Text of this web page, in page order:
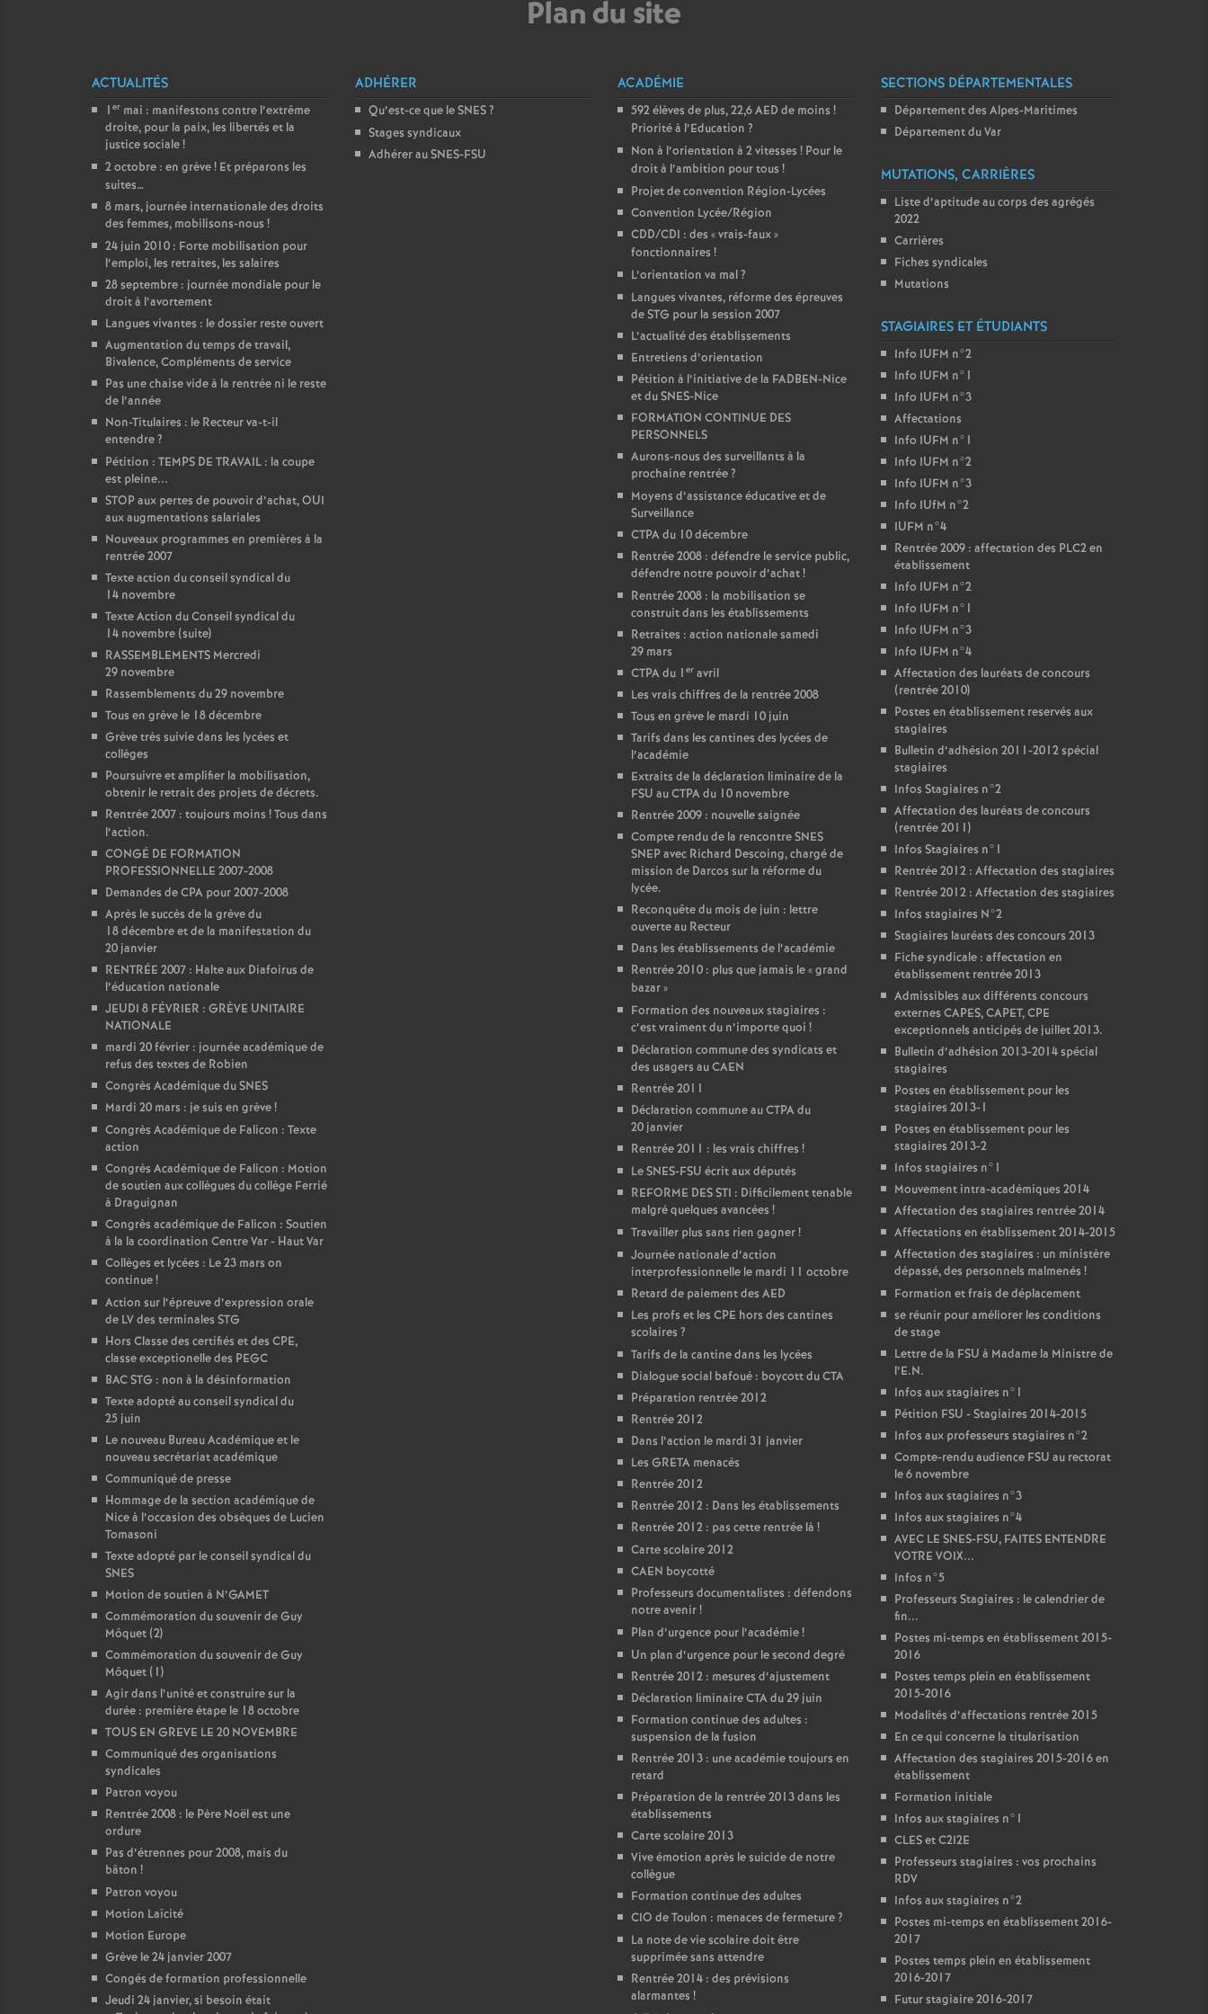
e
Plan du site
ACTUALITÉS
1 er mai : manifestons contre l’extrême
droite, pour la paix, les libertés et la
justice sociale!
2 octobre : en grève! Et préparons les
suites…
8 mars, journée internationale des droits
des femmes, mobilisons-nous !
24 juin 2010 : Forte mobilisation pour
l’emploi, les retraites, les salaires
28 septembre : journée mondiale pour le
droit à l’avortement
Langues vivantes : le dossier reste ouvert
Augmentation du temps de travail,
Bivalence, Compléments de service
Pas une chaise vide à la rentrée ni le reste
de l’année
Non-Titulaires : le Recteur va-t-il
entendre?
Pétition : TEMPS DE TRAVAIL : la coupe
est pleine...
STOP aux pertes de pouvoir d’achat, OUI
aux augmentations salariales
Nouveaux programmes en premières à la
rentrée 2007
Texte action du conseil syndical du
14 novembre
Texte Action du Conseil syndical du
14 novembre (suite)
RASSEMBLEMENTS Mercredi
29 novembre
Rassemblements du 29 novembre
Tous en grève le 18 décembre
Grève très suivie dans les lycées et
collèges
Poursuivre et amplifier la mobilisation,
obtenir le retrait des projets de décrets.
Rentrée 2007 : toujours moins ! Tous dans
l’action.
CONGÉ DE FORMATION
PROFESSIONNELLE 2007-2008
Demandes de CPA pour 2007-2008
Après le succès de la grève du
18 décembre et de la manifestation du
20 janvier
RENTRÉE 2007 : Halte aux Diafoirus de
l’éducation nationale
JEUDI 8 FÉVRIER : GRÈVE UNITAIRE
NATIONALE
mardi 20 février : journée académique de
refus des textes de Robien
Congrès Académique du SNES
Mardi 20 mars : je suis en grève!
Congrès Académique de Falicon : Texte
action
Congrès Académique de Falicon : Motion
de soutien aux collègues du collège Ferrié
à Draguignan
Congrès académique de Falicon : Soutien
à la la coordination Centre Var - Haut Var
Collèges et lycées : Le 23 mars on
continue!
Action sur l’épreuve d’expression orale
de LV des terminales STG
Hors Classe des certifiés et des CPE,
classe exceptionelle des PEGC
BAC STG : non à la désinformation
Texte adopté au conseil syndical du
25 juin
Le nouveau Bureau Académique et le
nouveau secrétariat académique
Communiqué de presse
Hommage de la section académique de
Nice à l’occasion des obsèques de Lucien
Tomasoni
Texte adopté par le conseil syndical du
SNES
Motion de soutien à N’GAMET
Commémoration du souvenir de Guy
Môquet (2)
Commémoration du souvenir de Guy
Môquet (1)
Agir dans l’unité et construire sur la
durée : première étape le 18 octobre
TOUS EN GREVE LE 20 NOVEMBRE
Communiqué des organisations
syndicales
Patron voyou
Rentrée 2008 : le Père Noël est une
ordure
Pas d’étrennes pour 2008, mais du
bâton !
Patron voyou
Motion Laïcité
Motion Europe
Grève le 24 janvier 2007
Congés de formation professionnelle
Jeudi 24 janvier, si besoin était
ADHÉRER
Qu’est-ce que le SNES?
Stages syndicaux
Adhérer au SNES-FSU
ACADÉMIE
592 élèves de plus, 22,6 AED de moins !
Priorité à l’Education ?
Non à l’orientation à 2 vitesses ! Pour le
droit à l’ambition pour tous !
Projet de convention Région-Lycées
Convention Lycée/Région
CDD/CDI : des «vrais-faux»
fonctionnaires !
L’orientation va mal?
Langues vivantes, réforme des épreuves
de STG pour la session 2007
L’actualité des établissements
Entretiens d’orientation
Pétition à l’initiative de la FADBEN-Nice
et du SNES-Nice
FORMATION CONTINUE DES
PERSONNELS
Aurons-nous des surveillants à la
prochaine rentrée?
Moyens d’assistance éducative et de
Surveillance
CTPA du 10 décembre
Rentrée 2008 : défendre le service public,
défendre notre pouvoir d’achat!
Rentrée 2008 : la mobilisation se
construit dans les établissements
Retraites : action nationale samedi
29 mars
CTPA du 1 er avril
Les vrais chiffres de la rentrée 2008
Tous en grève le mardi 10 juin
Tarifs dans les cantines des lycées de
l’académie
Extraits de la déclaration liminaire de la
FSU au CTPA du 10 novembre
Rentrée 2009 : nouvelle saignée
Compte rendu de la rencontre SNES
SNEP avec Richard Descoing, chargé de
mission de Darcos sur la réforme du
lycée.
Reconquête du mois de juin : lettre
ouverte au Recteur
Dans les établissements de l’académie
Rentrée 2010 : plus que jamais le «grand
bazar»
Formation des nouveaux stagiaires :
c’est vraiment du n’importe quoi !
Déclaration commune des syndicats et
des usagers au CAEN
Rentrée 2011
Déclaration commune au CTPA du
20 janvier
Rentrée 2011 : les vrais chiffres !
Le SNES-FSU écrit aux députés
REFORME DES STI : Difficilement tenable
malgré quelques avancées !
Travailler plus sans rien gagner!
Journée nationale d’action
interprofessionnelle le mardi 11 octobre
Retard de paiement des AED
Les profs et les CPE hors des cantines
scolaires ?
Tarifs de la cantine dans les lycées
Dialogue social bafoué : boycott du CTA
Préparation rentrée 2012
Rentrée 2012
Dans l’action le mardi 31 janvier
Les GRETA menacés
Rentrée 2012
Rentrée 2012 : Dans les établissements
Rentrée 2012 : pas cette rentrée là !
Carte scolaire 2012
CAEN boycotté
Professeurs documentalistes : défendons
notre avenir!
Plan d’urgence pour l’académie!
Un plan d’urgence pour le second degré
Rentrée 2012 : mesures d’ajustement
Déclaration liminaire CTA du 29 juin
Formation continue des adultes :
suspension de la fusion
Rentrée 2013 : une académie toujours en
retard
Préparation de la rentrée 2013 dans les
établissements
Carte scolaire 2013
Vive émotion après le suicide de notre
collègue
Formation continue des adultes
CIO de Toulon : menaces de fermeture?
La note de vie scolaire doit être
supprimée sans attendre
Rentrée 2014 : des prévisions
alarmantes !
SECTIONS DÉPARTEMENTALES
Département des Alpes-Maritimes
Département du Var
MUTATIONS, CARRIÈRES
Liste d’aptitude au corps des agrégés
2022
Carrières
Fiches syndicales
Mutations
STAGIAIRES ET ÉTUDIANTS
Info IUFM n°2
Info IUFM n°1
Info IUFM n°3
Affectations
Info IUFM n°1
Info IUFM n°2
Info IUFM n°3
Info IUfM n°2
IUFM n°4
Rentrée 2009 : affectation des PLC2 en
établissement
Info IUFM n°2
Info IUFM n°1
Info IUFM n°3
Info IUFM n°4
Affectation des lauréats de concours
(rentrée 2010)
Postes en établissement reservés aux
stagiaires
Bulletin d’adhésion 2011-2012 spécial
stagiaires
Infos Stagiaires n°2
Affectation des lauréats de concours
(rentrée 2011)
Infos Stagiaires n°1
Rentrée 2012 : Affectation des stagiaires
Rentrée 2012 : Affectation des stagiaires
Infos stagiaires N°2
Stagiaires lauréats des concours 2013
Fiche syndicale : affectation en
établissement rentrée 2013
Admissibles aux différents concours
externes CAPES, CAPET, CPE
exceptionnels anticipés de juillet 2013.
Bulletin d’adhésion 2013-2014 spécial
stagiaires
Postes en établissement pour les
stagiaires 2013-1
Postes en établissement pour les
stagiaires 2013-2
Infos stagiaires n°1
Mouvement intra-académiques 2014
Affectation des stagiaires rentrée 2014
Affectations en établissement 2014-2015
Affectation des stagiaires : un ministère
dépassé, des personnels malmenés !
Formation et frais de déplacement
se réunir pour améliorer les conditions
de stage
Lettre de la FSU à Madame la Ministre de
l’E.N.
Infos aux stagiaires n°1
Pétition FSU - Stagiaires 2014-2015
Infos aux professeurs stagiaires n°2
Compte-rendu audience FSU au rectorat
le 6 novembre
Infos aux stagiaires n°3
Infos aux stagiaires n°4
AVEC LE SNES-FSU, FAITES ENTENDRE
VOTRE VOIX...
Infos n°5
Professeurs Stagiaires : le calendrier de
fin...
Postes mi-temps en établissement 2015-
2016
Postes temps plein en établissement
2015-2016
Modalités d’affectations rentrée 2015
En ce qui concerne la titularisation
Affectation des stagiaires 2015-2016 en
établissement
Formation initiale
Infos aux stagiaires n°1
CLES et C2I2E
Professeurs stagiaires : vos prochains
RDV
Infos aux stagiaires n°2
Postes mi-temps en établissement 2016-
2017
Postes temps plein en établissement
2016-2017
Futur stagiaire 2016-2017